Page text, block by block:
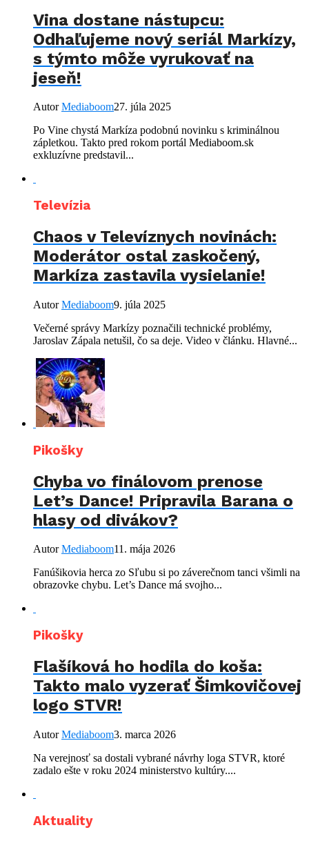
Vina dostane nástupcu:
Odhaľujeme nový seriál Markízy,
s týmto môže vyrukovať na
jeseň!
AutorMediaboom27. júla 2025
Po Vine chystá Markíza podobnú novinku s kriminálnou
zápletkou. Takto pred rokom portál Mediaboom.sk
exkluzívne predstavil...
Televízia
Chaos v Televíznych novinách:
Moderátor ostal zaskočený,
Markíza zastavila vysielanie!
AutorMediaboom9. júla 2025
Večerné správy Markízy poznačili technické problémy,
Jaroslav Zápala netušil, čo sa deje. Video v článku. Hlavné...
Pikošky
Chyba vo finálovom prenose
Let’s Dance! Pripravila Barana o
hlasy od divákov?
AutorMediaboom11. mája 2026
Fanúšikovia herca zo Sľubu si po záverečnom tanci všimli na
obrazovke chybu. Let’s Dance má svojho...
Pikošky
Flašíková ho hodila do koša:
Takto malo vyzerať Šimkovičovej
logo STVR!
AutorMediaboom3. marca 2026
Na verejnosť sa dostali vybrané návrhy loga STVR, ktoré
zadalo ešte v roku 2024 ministerstvo kultúry....
Aktuality